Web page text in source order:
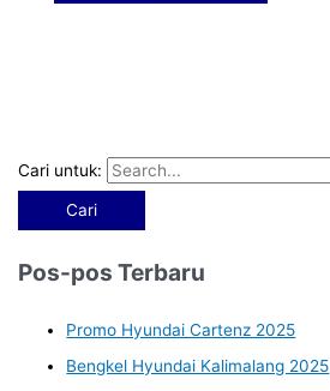
Cari untuk:
Pos-pos Terbaru
Promo Hyundai Cartenz 2025
Bengkel Hyundai Kalimalang 2025